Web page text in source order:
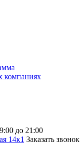
компаниях
до 21:00
14к1 Заказать звонок